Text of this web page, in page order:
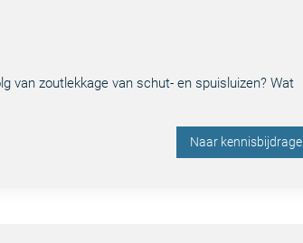
van zoutlekkage van schut- en spuisluizen? Wat
Naar kennisbijdrage